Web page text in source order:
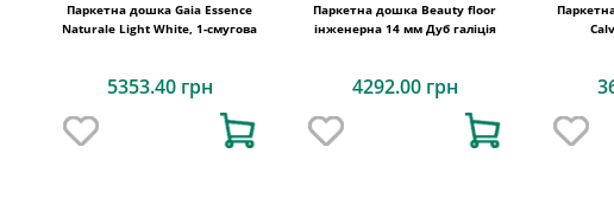
Паркетна дошка Gaia Essence
Naturale Light White, 1-смугова
5353.40 грн
Паркетна дошка Beauty floor
інженерна 14 мм Дуб галіція
4292.00 грн